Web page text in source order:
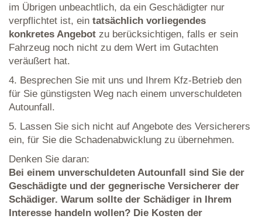
im Übrigen unbeachtlich, da ein Geschädigter nur
verpflichtet ist, ein tatsächlich vorliegendes
konkretes Angebot zu berücksichtigen, falls er sein
Fahrzeug noch nicht zu dem Wert im Gutachten
veräußert hat.
4. Besprechen Sie mit uns und Ihrem Kfz-Betrieb den
für Sie günstigsten Weg nach einem unverschuldeten
Autounfall.
5. Lassen Sie sich nicht auf Angebote des Versicherers
ein, für Sie die Schadenabwicklung zu übernehmen.
Denken Sie daran:
Bei einem unverschuldeten Autounfall sind Sie der
Geschädigte und der gegnerische Versicherer der
Schädiger. Warum sollte der Schädiger in Ihrem
Interesse handeln wollen? Die Kosten der